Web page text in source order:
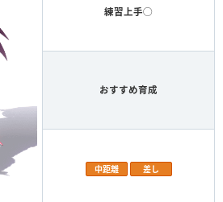
練習上手◯
おすすめ育成
中距離 差し